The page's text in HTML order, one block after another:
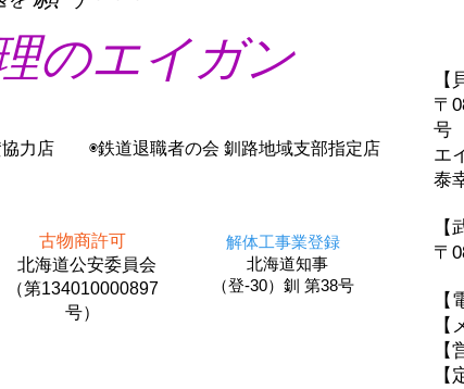
のエイガン
協力店 ◉鉄道退職者の会 釧路地域支部指定店
古物商許可
北海道公安委員会
（第134010000897
号）
解体工事業登録
北海道知事
（登-30）釧 第38号
〒
号
エ
泰
〒